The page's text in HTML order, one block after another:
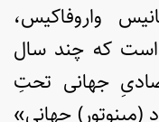
واروفاکیس،
است که چند سال
جهانی تحتِ
(مینوتور) جهانی»